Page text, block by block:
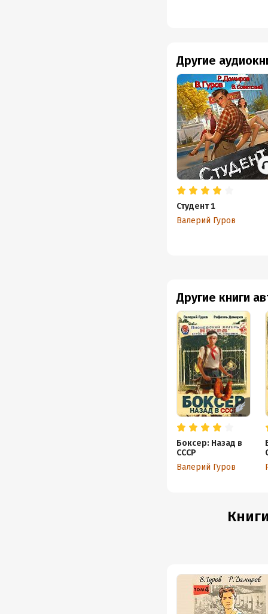
Другие книги
Боксер: Назад в
СССР
Валерий Гуров
Другие
Студент 1
Валерий Гуров